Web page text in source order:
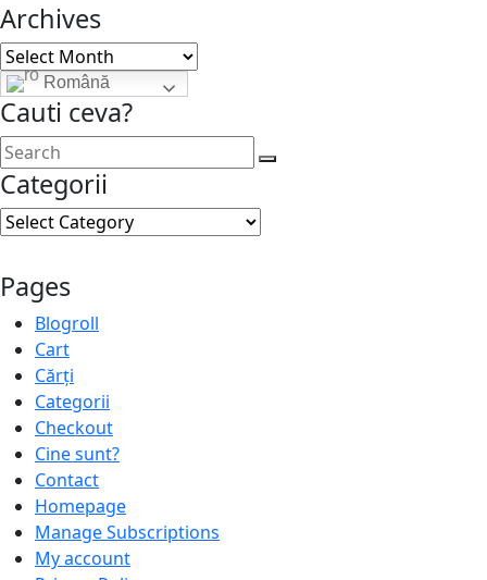
Archives
Archives
Română
Cauti ceva?
Categorii
Categorii
Pages
Blogroll
Cart
Cărți
Categorii
Checkout
Cine sunt?
Contact
Homepage
Manage Subscriptions
My account